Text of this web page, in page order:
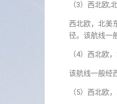
（3）西北欧,
西北欧，北美
径。该航线一
（4）西北欧
该航线一般经
（5）西北欧